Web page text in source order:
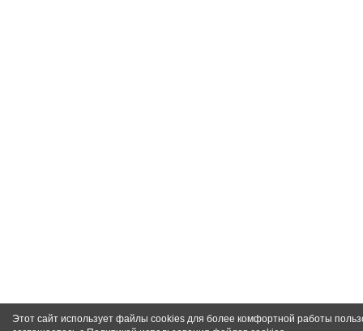
Этот сайт использует файлы cookies для более комфортной работы